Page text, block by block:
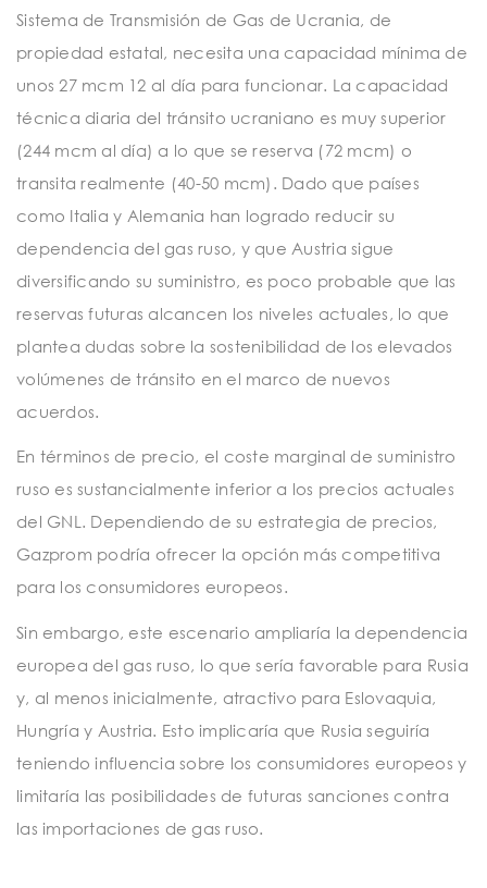
Sistema de Transmisión de Gas de Ucrania, de
propiedad estatal, necesita una capacidad mínima de
unos 27 mcm 12 al día para funcionar. La capacidad
técnica diaria del tránsito ucraniano es muy superior
(244 mcm al día) a lo que se reserva (72 mcm) o
transita realmente (40-50 mcm). Dado que países
como Italia y Alemania han logrado reducir su
dependencia del gas ruso, y que Austria sigue
diversificando su suministro, es poco probable que las
reservas futuras alcancen los niveles actuales, lo que
plantea dudas sobre la sostenibilidad de los elevados
volúmenes de tránsito en el marco de nuevos
acuerdos.
En términos de precio, el coste marginal de suministro
ruso es sustancialmente inferior a los precios actuales
del GNL. Dependiendo de su estrategia de precios,
Gazprom podría ofrecer la opción más competitiva
para los consumidores europeos.
Sin embargo, este escenario ampliaría la dependencia
europea del gas ruso, lo que sería favorable para Rusia
y, al menos inicialmente, atractivo para Eslovaquia,
Hungría y Austria. Esto implicaría que Rusia seguiría
teniendo influencia sobre los consumidores europeos y
limitaría las posibilidades de futuras sanciones contra
las importaciones de gas ruso.